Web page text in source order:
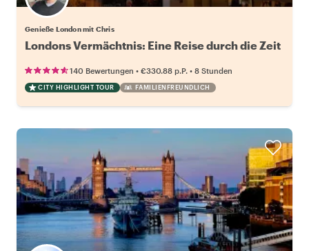
Genieße London mit Chris
Londons Vermächtnis: Eine Reise durch die Zeit
140 Bewertungen • €330.88 p.P. • 8 Stunden
CITY HIGHLIGHT TOUR FAMILIENFREUNDLICH